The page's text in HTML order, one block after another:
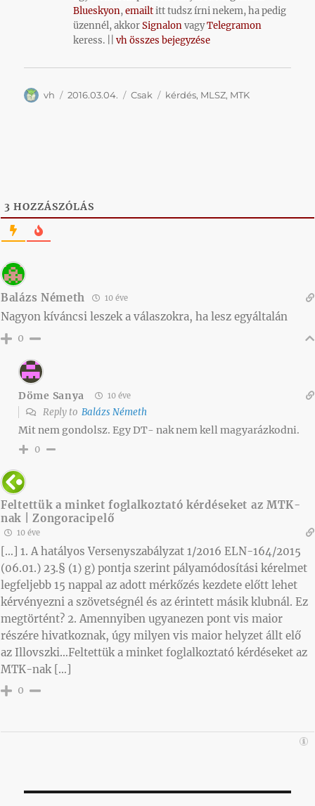
Blueskyon,emailtitt tudsz írni nekem, ha pedig
üzennél, akkorSignalonvagyTelegramon
keress. ||vh összes bejegyzése
Szerző
vh Közzétéve
2016.03.04. Kategória
Csak Címke
kérdés, MLSZ, MTK
3 HOZZÁSZÓLÁS
Balázs Németh 10 éve
Nagyon kíváncsi leszek a válaszokra, ha lesz egyáltalán
0
Döme Sanya 10 éve
Reply to Balázs Németh
Mit nem gondolsz. Egy DT- nak nem kell magyarázkodni.
0
Feltettük a minket foglalkoztató kérdéseket az MTK-
nak | Zongoracipelő
10 éve
[…] 1. A hatályos Versenyszabályzat 1/2016 ELN-164/2015
(06.01.) 23.§ (1) g) pontja szerint pályamódosítási kérelmet
legfeljebb 15 nappal az adott mérkőzés kezdete előtt lehet
kérvényezni a szövetségnél és az érintett másik klubnál. Ez
megtörtént? 2. Amennyiben ugyanezen pont vis maior
részére hivatkoznak, úgy milyen vis maior helyzet állt elő
az Illovszki…Feltettük a minket foglalkoztató kérdéseket az
MTK-nak […]
0